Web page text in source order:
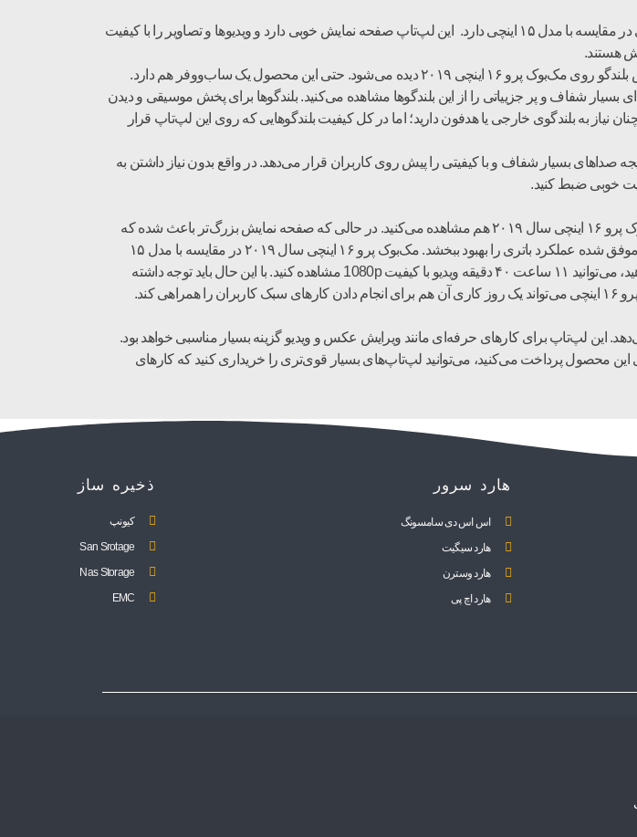
مک‌بوک پرو ۱۶ اینچی به عنوان یک لپ‌تاپ کاری ساخته شده است. لپ‌تاپی که عملکرد بهتری در مقایسه با مدل ۱۵ اینچی دارد. این لپ‌تاپ صفحه نمایش خوبی دارد و ویدیوها و تصاویر را با کیفیت
هستند.
بلندگوهای داخلی‌ای که برای این محصول به کار رفته است هم کیفیت بسیار خوبی دارند. شش بلندگو روی مک‌بوک پرو ۱۶ اینچی ۲۰۱۹ دیده می‌شود. حتی این محصول یک ساب‌ووفر هم دارد.
شفاف و پر جزییاتی را از این بلندگوها مشاهده می‌کنید. بلندگوها برای پخش موسیقی و دیدن
نیاز به بلندگوی خارجی یا هدفون دارید؛ اما در کل کیفیت بلندگوهایی که روی این لپ‌تاپ قرار
بسیار شفاف و با کیفیتی را پیش روی کاربران قرار می‌دهد. در واقع بدون نیاز داشتن به
خوبی ضبط کنید.
مک‌بوک پروها در مقایسه با لپ‌تاپ‌های ویندوزی، باتری بهتری داشتند. این موضوع را در مک‌بوک پرو ۱۶ اینچی سال ۲۰۱۹ هم مشاهده می‌کنید. در حالی که صفحه نمایش بزرگ‌تر باعث شده که
این محصول باتری بیشتری مصرف کند، اما همچنان کاربران را تحت تاثیر قرار خواهد داد. اپل موفق شده عملکرد باتری را بهبود ببخشد. مک‌بوک پرو ۱۶ اینچی سال ۲۰۱۹ در مقایسه با مدل ۱۵
اینچی باتری بیشتری نگه می‌دارد. اگر میزان روشنایی صفحه نمایش را روی ۵۰ درصد قرار دهید، می‌توانید ۱۱ ساعت ۴۰ دقیقه ویدیو با کیفیت 1080p مشاهده ‌کنید. با این حال باید توجه داشته
کند.
از خود نشان می‌دهد. این لپ‌تاپ برای کارهای حرفه‌ای مانند ویرایش عکس و ویدیو گزینه بسیار مناسبی خواهد بود.
این محصول پرداخت می‌کنید، می‌توانید لپ‌تاپ‌های بسیار قوی‌تری را خریداری کنید که کارهای
هارد سرور
اس اس دی سامسونگ
هارد سیگیت
هارد وسترن
هارد اچ پی
ذخیره ساز
کیونپ
San Srotage
Nas Storage
EMC